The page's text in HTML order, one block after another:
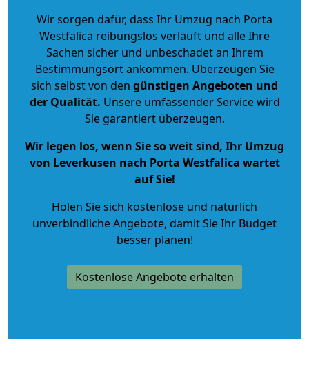
Wir sorgen dafür, dass Ihr Umzug nach Porta
Westfalica reibungslos verläuft und alle Ihre
Sachen sicher und unbeschadet an Ihrem
Bestimmungsort ankommen. Überzeugen Sie
sich selbst von den günstigen Angeboten und
der Qualität. Unsere umfassender Service wird
Sie garantiert überzeugen.
Wir legen los, wenn Sie so weit sind, Ihr Umzug
von Leverkusen nach Porta Westfalica wartet
auf Sie!
Holen Sie sich kostenlose und natürlich
unverbindliche Angebote, damit Sie Ihr Budget
besser planen!
Kostenlose Angebote erhalten